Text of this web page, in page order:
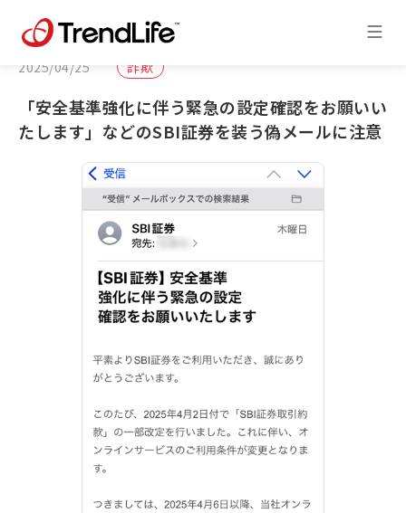
2025/04/25 詐欺
「安全基準強化に伴う緊急の設定確認をお願いい
たします」などのSBI証券を装う偽メールに注意